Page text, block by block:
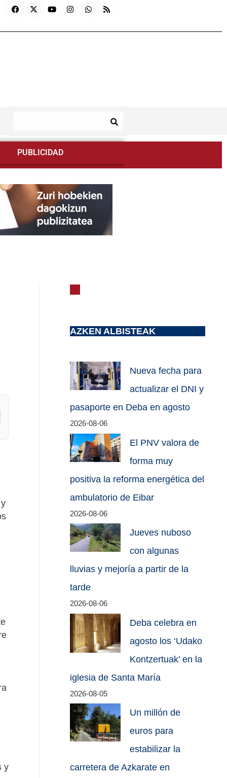
PUBLICIDAD
y
AZKEN ALBISTEAK
Nueva fecha para
actualizar el DNI y
pasaporte en Deba en agosto
2026-08-06
El PNV valora de
forma muy
positiva la reforma energética del
ambulatorio de Eibar
2026-08-06
Jueves nuboso
con algunas
lluvias y mejoría a partir de la
tarde
2026-08-06
Deba celebra en
agosto los ‘Udako
Kontzertuak’ en la
iglesia de Santa María
2026-08-05
Un millón de
euros para
estabilizar la
carretera de Azkarate en